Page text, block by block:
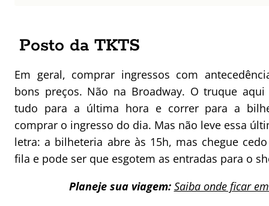
Posto da TKTS
Em geral, comprar ingressos com
bons preços. Não na Broadway. O truque
tudo para a última hora e correr para a
comprar o ingresso do dia. Mas não leve essa
letra: a bilheteria abre às 15h, mas chegue
fila e pode ser que esgotem as entradas para o
Planeje sua viagem: Saiba onde ficar